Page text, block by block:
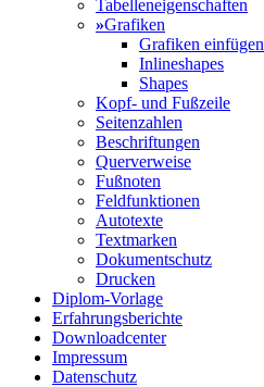
Tabelleneigenschaften
»Grafiken
Grafiken einfügen
Inlineshapes
Shapes
Kopf- und Fußzeile
Seitenzahlen
Beschriftungen
Querverweise
Fußnoten
Feldfunktionen
Autotexte
Textmarken
Dokumentschutz
Drucken
Diplom-Vorlage
Erfahrungsberichte
Downloadcenter
Impressum
Datenschutz